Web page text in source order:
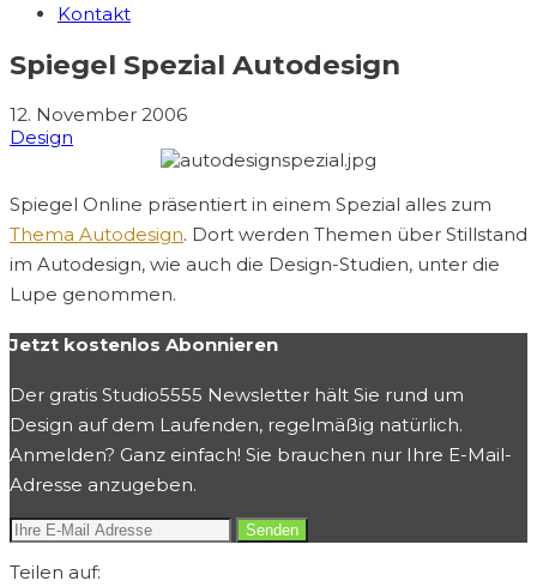
Kontakt
Spiegel Spezial Autodesign
12. November 2006
Design
Spiegel Online präsentiert in einem Spezial alles zum
Thema Autodesign. Dort werden Themen über Stillstand
im Autodesign, wie auch die Design-Studien, unter die
Lupe genommen.
Jetzt kostenlos Abonnieren
Der gratis Studio5555 Newsletter hält Sie rund um
Design auf dem Laufenden, regelmäßig natürlich.
Anmelden? Ganz einfach! Sie brauchen nur Ihre E-Mail-
Adresse anzugeben.
Teilen auf: